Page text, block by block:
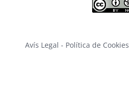
Avís Legal - Política de Cookies